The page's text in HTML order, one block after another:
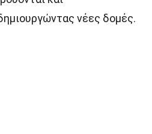
νέες δομές.